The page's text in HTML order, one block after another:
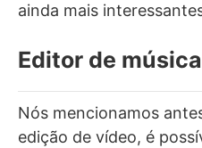
ainda mais
Editor de
Nós mencionamos
edição de vídeo, é